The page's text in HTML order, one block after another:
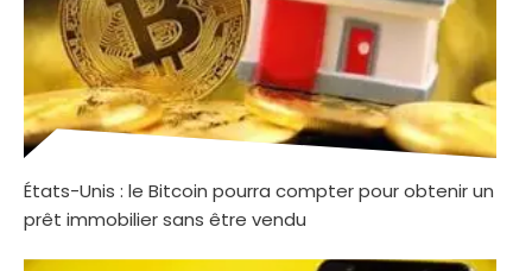
États-Unis : le Bitcoin pourra compter pour obtenir un
prêt immobilier sans être vendu